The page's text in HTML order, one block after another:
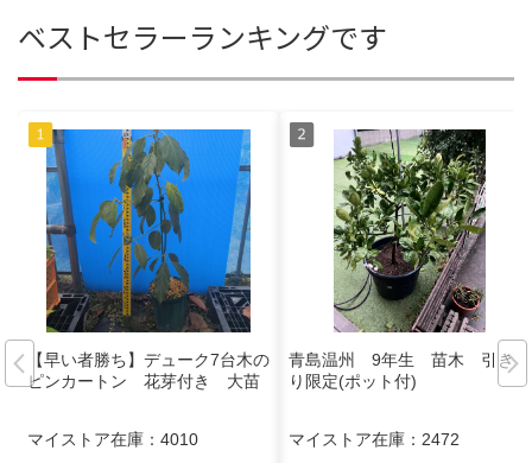
ベストセラーランキングです
【早い者勝ち】デューク7台木の
ピンカートン 花芽付き 大苗
マイストア在庫： 4010
青島温州 9年生 苗木 引き取
り限定(ポット付)
マイストア在庫： 2472